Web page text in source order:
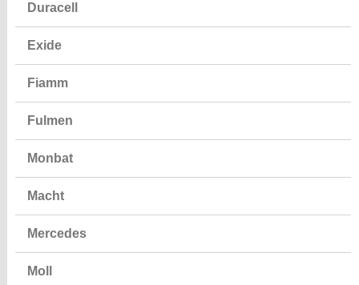
Duracell
Exide
Fiamm
Fulmen
Monbat
Macht
Mercedes
Moll